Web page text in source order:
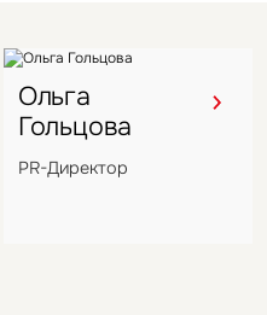
Ольга
Гольцова
PR-Директор